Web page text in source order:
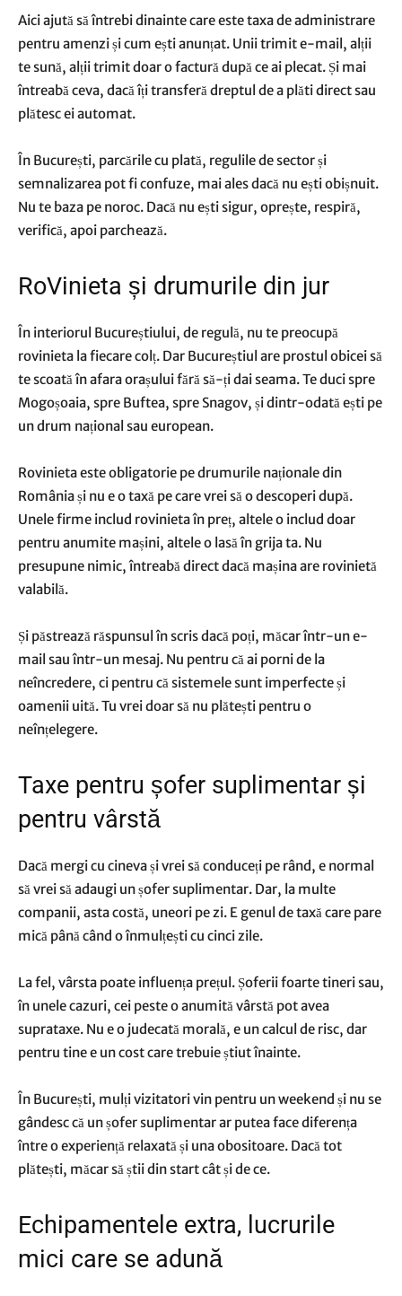
Aici ajută să întrebi dinainte care este taxa de administrare
pentru amenzi și cum ești anunțat. Unii trimit e-mail, alții
te sună, alții trimit doar o factură după ce ai plecat. Și mai
întreabă ceva, dacă îți transferă dreptul de a plăti direct sau
plătesc ei automat.
În București, parcările cu plată, regulile de sector și
semnalizarea pot fi confuze, mai ales dacă nu ești obișnuit.
Nu te baza pe noroc. Dacă nu ești sigur, oprește, respiră,
verifică, apoi parchează.
RoVinieta și drumurile din jur
În interiorul Bucureștiului, de regulă, nu te preocupă
rovinieta la fiecare colț. Dar Bucureștiul are prostul obicei să
te scoată în afara orașului fără să-ți dai seama. Te duci spre
Mogoșoaia, spre Buftea, spre Snagov, și dintr-odată ești pe
un drum național sau european.
Rovinieta este obligatorie pe drumurile naționale din
România și nu e o taxă pe care vrei să o descoperi după.
Unele firme includ rovinieta în preț, altele o includ doar
pentru anumite mașini, altele o lasă în grija ta. Nu
presupune nimic, întreabă direct dacă mașina are rovinietă
valabilă.
Și păstrează răspunsul în scris dacă poți, măcar într-un e-
mail sau într-un mesaj. Nu pentru că ai porni de la
neîncredere, ci pentru că sistemele sunt imperfecte și
oamenii uită. Tu vrei doar să nu plătești pentru o
neînțelegere.
Taxe pentru șofer suplimentar și
pentru vârstă
Dacă mergi cu cineva și vrei să conduceți pe rând, e normal
să vrei să adaugi un șofer suplimentar. Dar, la multe
companii, asta costă, uneori pe zi. E genul de taxă care pare
mică până când o înmulțești cu cinci zile.
La fel, vârsta poate influența prețul. Șoferii foarte tineri sau,
în unele cazuri, cei peste o anumită vârstă pot avea
suprataxe. Nu e o judecată morală, e un calcul de risc, dar
pentru tine e un cost care trebuie știut înainte.
În București, mulți vizitatori vin pentru un weekend și nu se
gândesc că un șofer suplimentar ar putea face diferența
între o experiență relaxată și una obositoare. Dacă tot
plătești, măcar să știi din start cât și de ce.
Echipamentele extra, lucrurile
mici care se adună